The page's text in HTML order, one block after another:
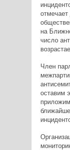
на
число
Член
оставим